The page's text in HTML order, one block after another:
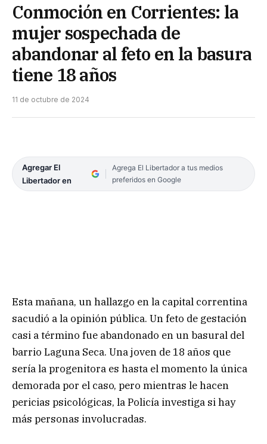
Conmoción en Corrientes: la
mujer sospechada de
abandonar al feto en la basura
tiene 18 años
11 de octubre de 2024
Agregar El
Libertador en
Agrega El Libertador a tus medios
preferidos en Google
Esta mañana, un hallazgo en la capital correntina
sacudió a la opinión pública. Un feto de gestación
casi a término fue abandonado en un basural del
barrio Laguna Seca. Una joven de 18 años que
sería la progenitora es hasta el momento la única
demorada por el caso, pero mientras le hacen
pericias psicológicas, la Policía investiga si hay
más personas involucradas.